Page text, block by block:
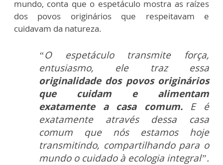
mundo, conta que o espetáculo mostra as raízes
dos povos originários que respeitavam e
cuidavam da natureza.
“O espetáculo transmite força,
entusiasmo, ele traz essa
originalidade dos povos originários
que cuidam e alimentam
exatamente a casa comum.E é
exatamente através dessa casa
comum que nós estamos hoje
transmitindo, compartilhando para o
mundo o cuidado à ecologia integral”.